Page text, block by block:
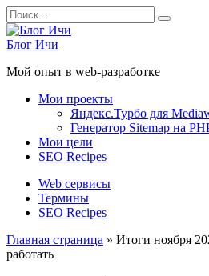
Перейти
к
содержанию
Search
for:
Блог Ичи
Мой опыт в web-разработке
Мои проекты
Яндекс.Турбо для
Генератор Sitemap на
Мои цели
SEO Recipes
Web сервисы
Термины
SEO Recipes
Главная страница » Итоги ноября
работать